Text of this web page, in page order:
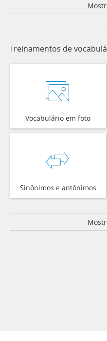
Treinamentos de
Vocabulário em foto
Sinônimos e antônimos